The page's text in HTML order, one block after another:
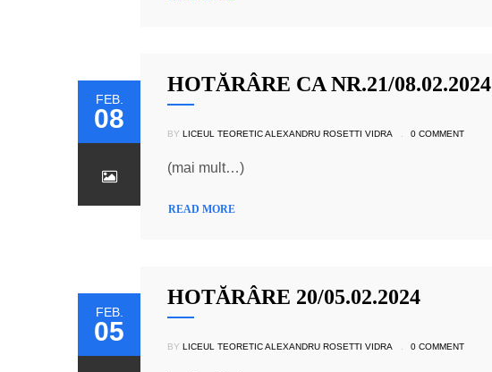
FEB.
08
HOTĂRÂRE CA NR.21/08.02.2024
BY LICEUL TEORETIC ALEXANDRU ROSETTI VIDRA 0 COMMENT
(mai mult…)
READ MORE
FEB.
05
HOTĂRÂRE 20/05.02.2024
BY LICEUL TEORETIC ALEXANDRU ROSETTI VIDRA 0 COMMENT